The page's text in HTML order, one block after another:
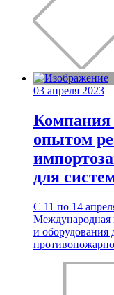
03 апреля 2023
Компания
опытом
для
С 11 по 14
Международная
и оборудования